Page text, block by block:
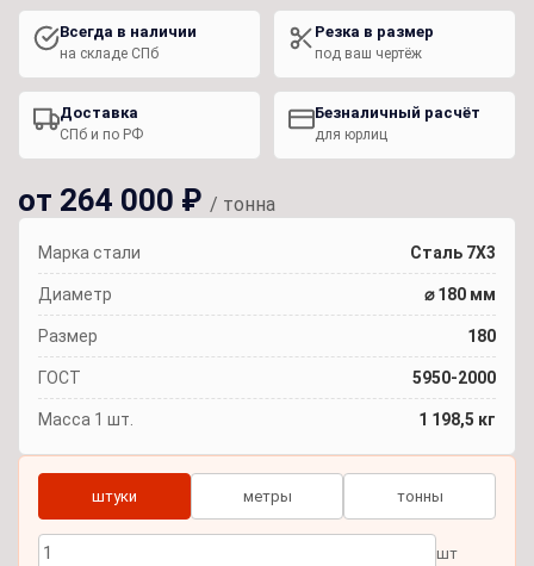
Всегда в наличии
на складе СПб
Резка в размер
под ваш чертёж
Доставка
СПб и по РФ
Безналичный расчёт
для юрлиц
от 264 000 ₽ / тонна
Марка стали Сталь 7Х3
Диаметр ⌀ 180 мм
Размер 180
ГОСТ 5950-2000
Масса 1 шт. 1 198,5 кг
штуки метры тонны
шт